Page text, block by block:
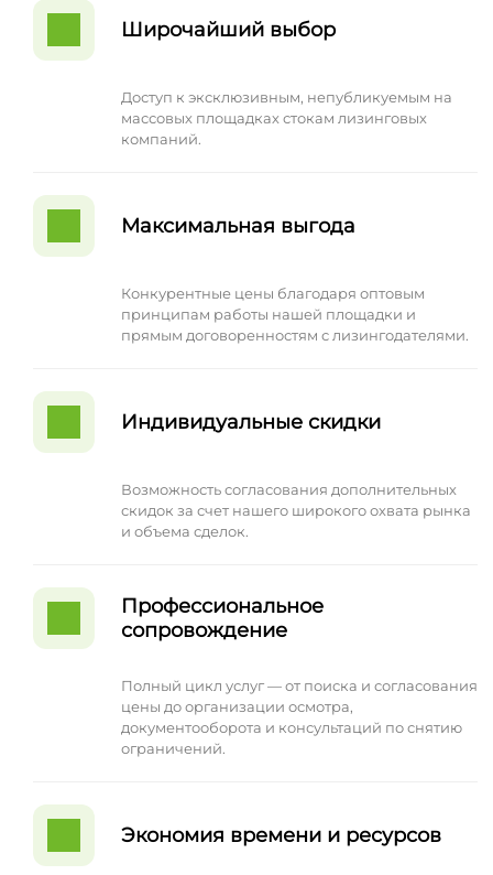
Широчайший выбор
Доступ к эксклюзивным, непубликуемым на
массовых площадках стокам лизинговых
компаний.
Максимальная выгода
Конкурентные цены благодаря оптовым
принципам работы нашей площадки и
прямым договоренностям с лизингодателями.
Индивидуальные скидки
Возможность согласования дополнительных
скидок за счет нашего широкого охвата рынка
и объема сделок.
Профессиональное
сопровождение
Полный цикл услуг — от поиска и согласования
цены до организации осмотра,
документооборота и консультаций по снятию
ограничений.
Экономия времени и ресурсов